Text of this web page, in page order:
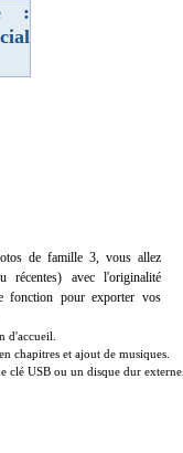
:
de famille 3, vous allez
récentes) avec l'originalité
fonction pour exporter vos
d'accueil.
chapitres et ajout de musiques.
clé USB ou un disque dur externe.